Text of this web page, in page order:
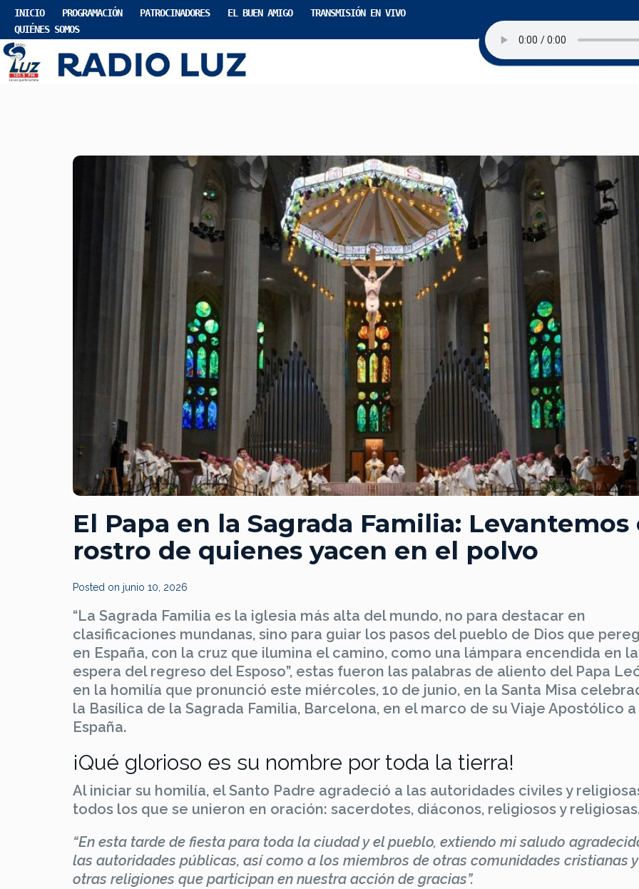
INICIO PROGRAMACIÓN PATROCINADORES EL BUEN AMIGO
TRANSMISIÓN EN VIVO
QUIÉNES SOMOS
El Papa en la Sagrada Familia: Levantemos
rostro de quienes yacen en el polvo
Posted on junio 10, 2026
“La Sagrada Familia es la iglesia más alta del mundo, no para destacar en
clasificaciones mundanas, sino para guiar los pasos del pueblo de Dios que
en España, con la cruz que ilumina el camino, como una lámpara encendida en la
espera del regreso del Esposo”, estas fueron las palabras de aliento del Papa
en la homilía que pronunció este miércoles, 10 de junio, en la Santa Misa
la Basílica de la Sagrada Familia, Barcelona, en el marco de su Viaje Apostólico a
España.
¡Qué glorioso es su nombre por toda la tierra!
Al iniciar su homilía, el Santo Padre agradeció a las autoridades civiles y
todos los que se unieron en oración: sacerdotes, diáconos, religiosos y
“En esta tarde de fiesta para toda la ciudad y el pueblo, extiendo mi saludo
las autoridades públicas, así como a los miembros de otras comunidades cristianas
otras religiones que participan en nuestra acción de gracias”.